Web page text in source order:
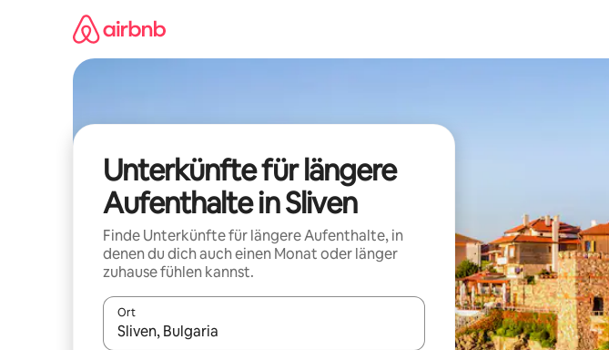
Unterkünfte für längere
Aufenthalte in Sliven
Finde Unterkünfte für längere Aufenthalte, in
denen du dich auch einen Monat oder länger
zuhause fühlen kannst.
Ort
Wenn Ergebnisse verfügbar sind, navigiere mit den Pfeiltasten nach oben und